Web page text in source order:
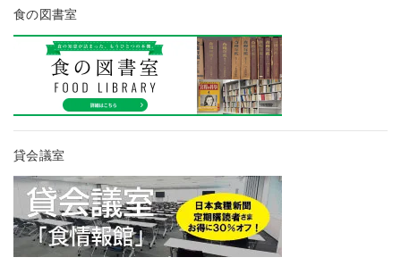
食の図書室
貸会議室